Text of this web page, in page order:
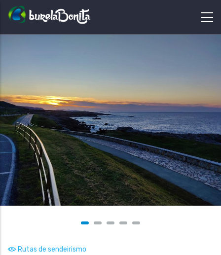
Rutas de sendeirismo